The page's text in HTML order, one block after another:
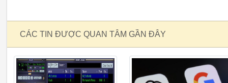
CÁC TIN ĐƯỢC QUAN TÂM GẦN ĐÂY